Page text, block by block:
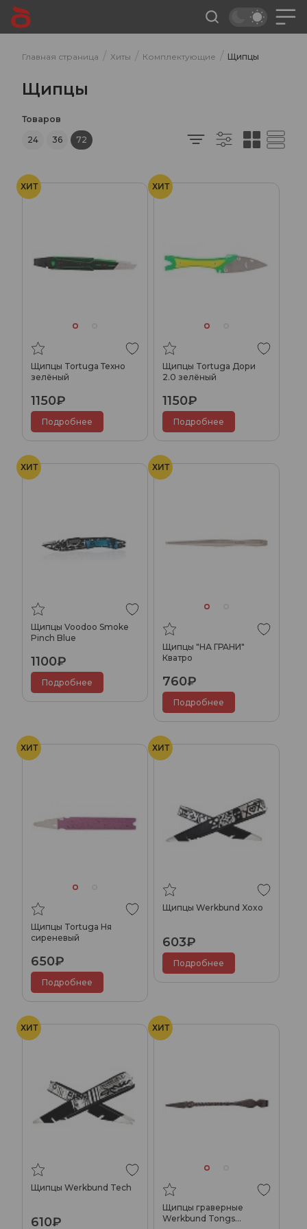
Главная страница / Хиты / Комплектующие / Щипцы
Щипцы
Товаров
24
36 72
ХИТ
Щипцы Tortuga Техно
зелёный
1150₽
Подробнее
ХИТ
Щипцы Tortuga Дори
2.0 зелёный
1150₽
Подробнее
ХИТ
Щипцы Voodoo Smoke
Pinch Blue
1100₽
Подробнее
ХИТ
Щипцы "НА ГРАНИ"
Кватро
760₽
Подробнее
ХИТ
Щипцы Tortuga Ня
сиреневый
650₽
Подробнее
ХИТ
Щипцы Werkbund Xoxo
603₽
Подробнее
ХИТ
Щипцы Werkbund Tech
610₽
ХИТ
Щипцы граверные
Werkbund Tongs